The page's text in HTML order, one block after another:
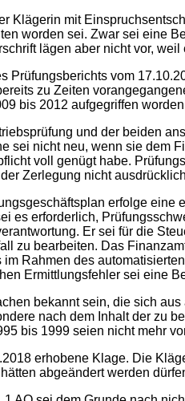
Klägerin mit
worden sei. Zwar sei eine
lägen aber nicht vor,
Prüfungsberichts vom
zu Zeiten
bis 2012 aufgegriffen
und der beiden
sei nicht neu, wenn sie dem
voll genügt habe.
Zerlegung nicht
erfolge
es erforderlich,
Er sei für die
zu bearbeiten. Das
Rahmen des
Ermittlungsfehler sei eine
bekannt sein, die sich
nach dem Inhalt der zu
bis 1999 seien nicht mehr
erhobene Klage. Die
abgeändert werden